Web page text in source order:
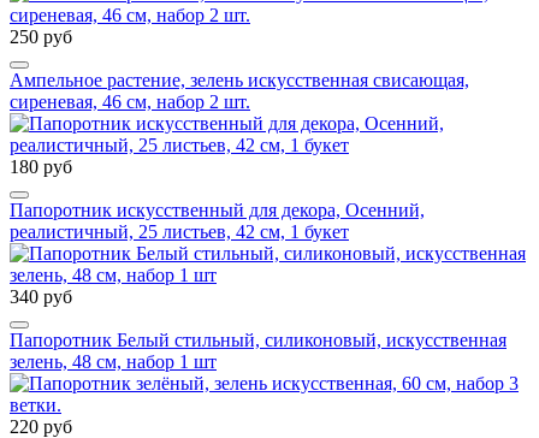
250 руб
Ампельное растение, зелень искусственная свисающая,
сиреневая, 46 см, набор 2 шт.
180 руб
Папоротник искусственный для декора, Осенний,
реалистичный, 25 листьев, 42 см, 1 букет
340 руб
Папоротник Белый стильный, силиконовый, искусственная
зелень, 48 см, набор 1 шт
220 руб